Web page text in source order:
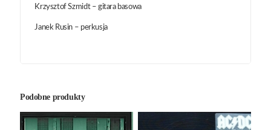
Krzysztof Szmidt – gitara basowa
Janek Rusin – perkusja
Podobne produkty